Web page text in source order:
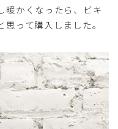
暖かくなったら、ビキ
って購入しました。